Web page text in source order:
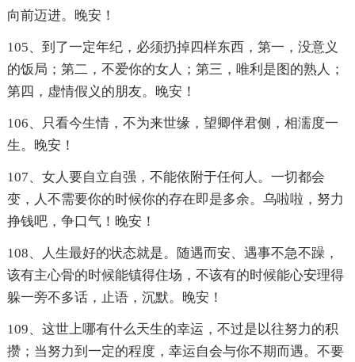
向前迈进。晚安！
105、到了一定年纪，必须扔掉四样东西，第一，没意义
的饭局；第二，不爱你的女人；第三，唯利是图的熟人；
第四，虚情假义的朋友。晚安！
106、只看今生情，不为来世缘，望卿伴君侧，相濡度一
生。晚安！
107、女人要自立自强，不能依附于任何人。一切都会
变，人不需要你的时候你的存在即是多余。乌啦啦，努力
挣钱吧，争口气！晚安！
108、人生最好的状态就是。随遇而安、遇事不急不躁，
该有主心骨的时候能镇得住场，不该有的时候能心安理得
躲一旁不多话，止语，沉默。晚安！
109、这世上哪有什么天生的幸运，不过是以往努力的积
攒；当努力到一定的程度，幸运自会与你不期而遇。不要